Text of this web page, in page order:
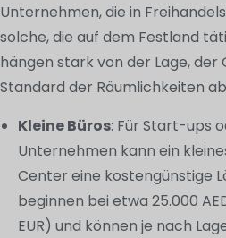
Unternehmen, die in
solche, die auf dem Festland
hängen stark von der Lage, der
Standard der Räumlichkeiten
Kleine Büros: Für Start-ups
Unternehmen kann ein
Center eine kostengünstige
beginnen bei etwa 25.000
EUR) und können je nach